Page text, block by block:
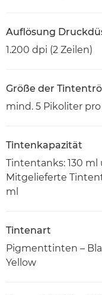
Auflösung
1.200 dpi (2 Zeilen)
Größe der
mind. 5 Pikoliter pro
Tintenkapazität
Tintentanks: 130 ml
Mitgelieferte
ml
Tintenart
Pigmenttinten –
Yellow